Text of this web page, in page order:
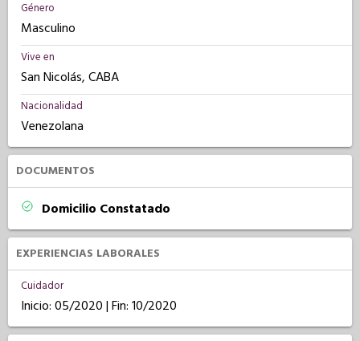
Género
Masculino
Vive en
San Nicolás, CABA
Nacionalidad
Venezolana
DOCUMENTOS
Domicilio Constatado
EXPERIENCIAS LABORALES
Cuidador
Inicio: 05/2020 | Fin: 10/2020